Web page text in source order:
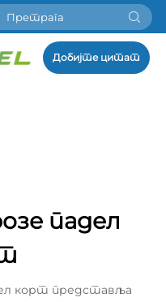
Добијте цитат
падел
корт представља